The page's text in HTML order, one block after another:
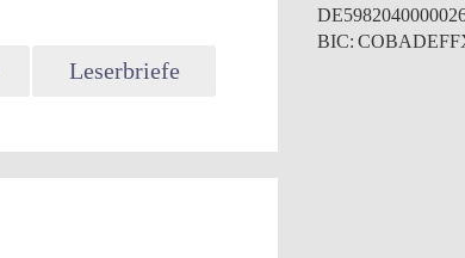
Leserbriefe
BIC: